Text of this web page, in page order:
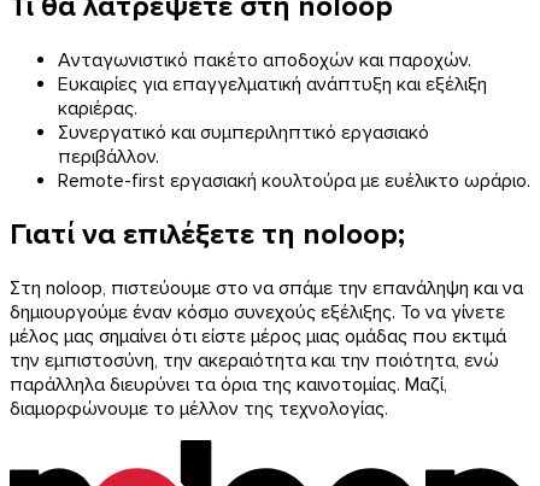
Ανταγωνιστικό πακέτο αποδοχών και παροχών.
Ευκαιρίες για επαγγελματική ανάπτυξη και εξέλιξη
καριέρας.
Συνεργατικό και συμπεριληπτικό εργασιακό
περιβάλλον.
Remote-first εργασιακή κουλτούρα με ευέλικτο ωράριο.
Γιατί να επιλέξετε τη noloop;
Στη noloop, πιστεύουμε στο να σπάμε την επανάληψη και να
δημιουργούμε έναν κόσμο συνεχούς εξέλιξης. Το να γίνετε
μέλος μας σημαίνει ότι είστε μέρος μιας ομάδας που εκτιμά
την εμπιστοσύνη, την ακεραιότητα και την ποιότητα, ενώ
παράλληλα διευρύνει τα όρια της καινοτομίας. Μαζί,
διαμορφώνουμε το μέλλον της τεχνολογίας.